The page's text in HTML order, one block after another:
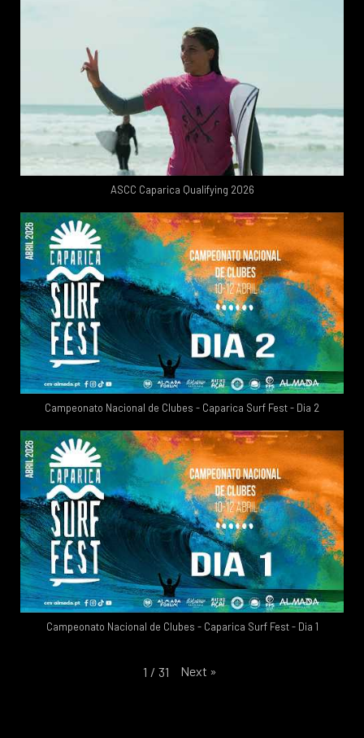
ASCC Caparica Qualifying 2026
Campeonato Nacional de Clubes - Caparica Surf Fest - Dia 2
Campeonato Nacional de Clubes - Caparica Surf Fest - Dia 1
1 / 31 Next »